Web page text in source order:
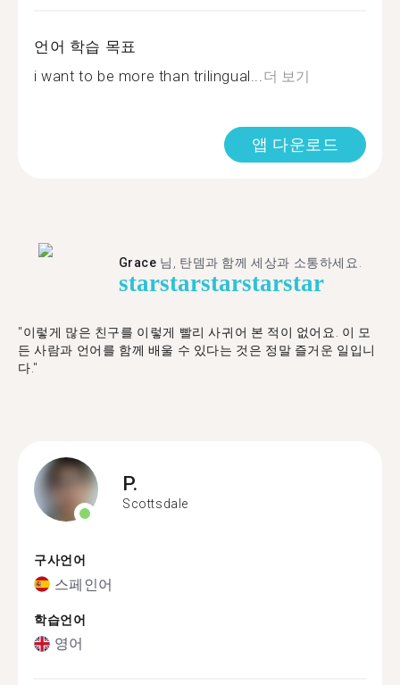
언어 학습 목표
i want to be more than trilingual...더 보기
앱 다운로드
Grace 님, 탄뎀과 함께 세상과 소통하세요.
starstarstarstarstar
"이렇게 많은 친구를 이렇게 빨리 사귀어 본 적이 없어요. 이 모
든 사람과 언어를 함께 배울 수 있다는 것은 정말 즐거운 일입니
다."
P.
Scottsdale
구사언어
스페인어
학습언어
영어